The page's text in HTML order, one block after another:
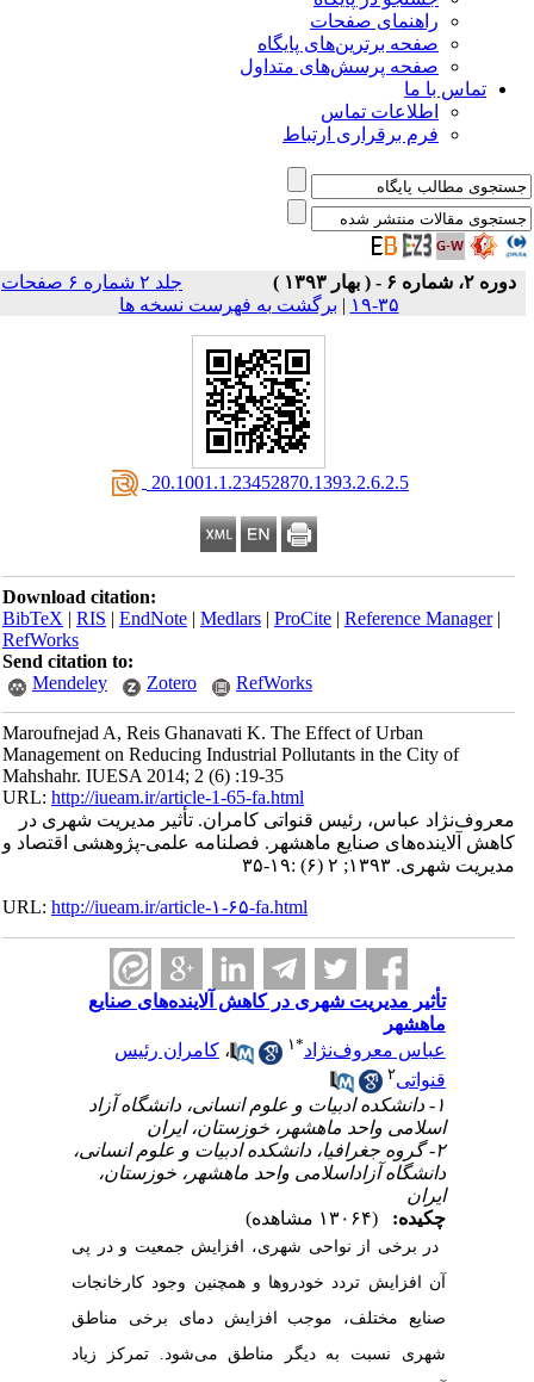
راهنمای صفحات
صفحه برترین‌های پایگاه
صفحه پرسش‌های متداول
تماس با ما
اطلاعات تماس
فرم برقراری ارتباط
دوره ۲، شماره ۶ - ( بهار ۱۳۹۳ )
جلد ۲ شماره ۶ صفحات
۳۵-۱۹
| برگشت به فهرست نسخه ها
‎ 20.1001.1.23452870.1393.2.6.2.5
Download citation:
BibTeX|RIS|EndNote|Medlars|ProCite|Reference Manager
RefWorks
Send citation to:
Mendeley
Zotero RefWorks
Maroufnejad A, Reis Ghanavati K. The Effect of Urban
Management on Reducing Industrial Pollutants in the City of
Mahshahr. IUESA 2014; 2 (6) :19-35
URL:http://iueam.ir/article-1-65-fa.html
معروف‌نژاد عباس، رئیس قنواتی کامران. تأثیر مدیریت شهری در
کاهش آلاینده‌های صنایع ماهشهر. فصلنامه علمی-پژوهشی اقتصاد و
مدیریت شهری. ۱۳۹۳; ۲ (۶) :۱۹-۳۵
URL:http://iueam.ir/article-۱-۶۵-fa.html
تأثیر مدیریت شهری در کاهش آلاینده‌های صنایع
ماهشهر
عباس معروف‌نژاد *۱ ،کامران رئیس
قنواتی
۱- دانشکده ادبیات و علوم انسانی، دانشگاه آزاد
اسلامی واحد ماهشهر، خوزستان، ایران
۲- گروه جغرافیا، دانشکده ادبیات و علوم انسانی،
دانشگاه آزاداسلامی واحد ماهشهر، خوزستان،
ایران
چکیده:
در برخی از نواحی شهری، افزایش جمعیت و در پی
آن افزایش تردد خودروها و همچنین وجود کارخانجات
صنایع مختلف، موجب افزایش دمای برخی مناطق
شهری نسبت به دیگر مناطق می‌شود. تمرکز زیاد